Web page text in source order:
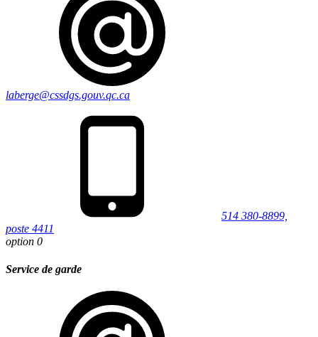
laberge@cssdgs.gouv.qc.ca
514 380-8899,
poste 4411
option 0
Service de garde